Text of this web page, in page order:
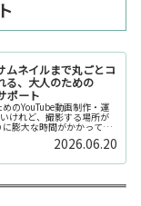
ムネイルまで丸ごとコ
る、大人のための
ポート
のYouTube動画制作・運
けれど、撮影する場所が
膨大な時間がかかって長
けで何万円もかかってしま
2026.06.20